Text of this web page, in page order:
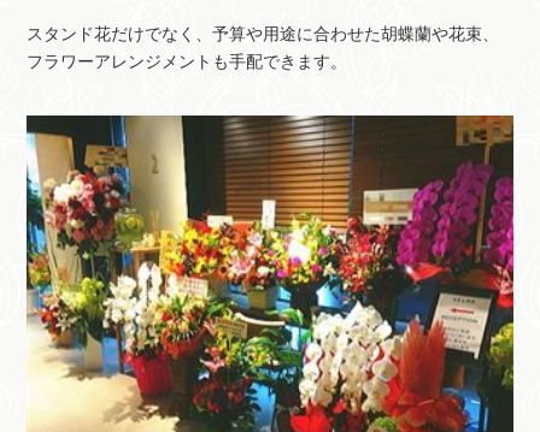
スタンド花だけでなく、予算や用途に合わせた胡蝶蘭や花束、
フラワーアレンジメントも手配できます。